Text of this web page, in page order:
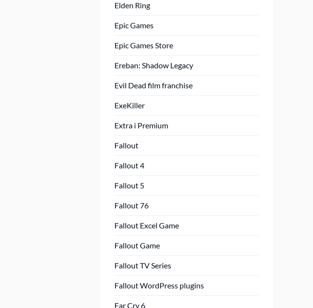
Elden Ring
Epic Games
Epic Games Store
Ereban: Shadow Legacy
Evil Dead film franchise
ExeKiller
Extra i Premium
Fallout
Fallout 4
Fallout 5
Fallout 76
Fallout Excel Game
Fallout Game
Fallout TV Series
Fallout WordPress plugins
Far Cry 6